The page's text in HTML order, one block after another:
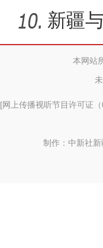
显“科
新疆
本网站
[网上传播视听节目许可证
制作：中新